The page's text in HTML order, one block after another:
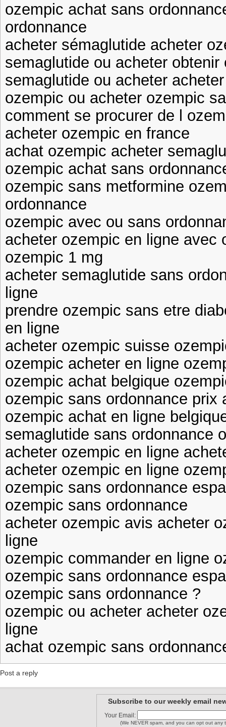
ozempic achat sans
ordonnance
acheter sémaglutide acheter
semaglutide ou acheter
semaglutide ou acheter
ozempic ou acheter ozempic
comment se procurer de l
acheter ozempic en france
achat ozempic acheter
ozempic achat sans
ozempic sans metformine
ordonnance
ozempic avec ou sans
acheter ozempic en ligne avec
ozempic 1 mg
acheter semaglutide sans
ligne
prendre ozempic sans etre
en ligne
acheter ozempic suisse
ozempic acheter en ligne
ozempic achat belgique
ozempic sans ordonnance prix
ozempic achat en ligne
semaglutide sans ordonnance
acheter ozempic en ligne
acheter ozempic en ligne
ozempic sans ordonnance
ozempic sans ordonnance
acheter ozempic avis acheter
ligne
ozempic commander en ligne
ozempic sans ordonnance
ozempic sans ordonnance ?
ozempic ou acheter acheter
ligne
achat ozempic sans
Post a reply
Subscribe to our weekly email
Your Email:
(We NEVER spam, and you can opt out any